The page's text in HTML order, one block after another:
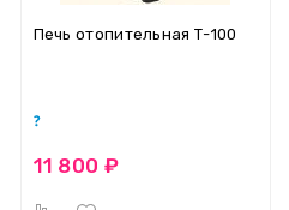
Печь отопительная Т-100
11 800 ₽